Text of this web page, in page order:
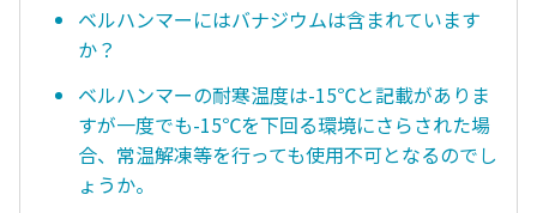
ベルハンマーにはバナジウムは含まれています
か？
ベルハンマーの耐寒温度は-15℃と記載がありま
すが一度でも-15℃を下回る環境にさらされた場
合、常温解凍等を行っても使用不可となるのでし
ょうか。